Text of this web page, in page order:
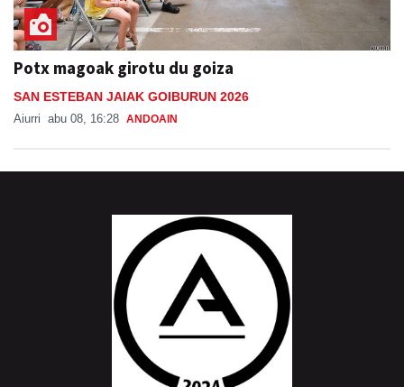
Potx magoak girotu du goiza
SAN ESTEBAN JAIAK GOIBURUN 2026
Aiurri abu 08, 16:28 ANDOAIN